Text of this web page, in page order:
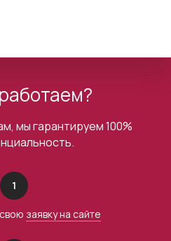
мы гарантируем 100%
1
заявку на сайте